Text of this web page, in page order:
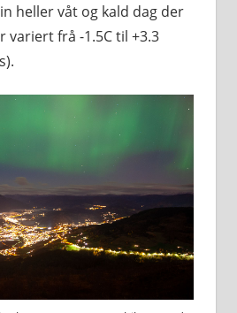
heller våt og kald dag der
frå -1.5C til +3.3